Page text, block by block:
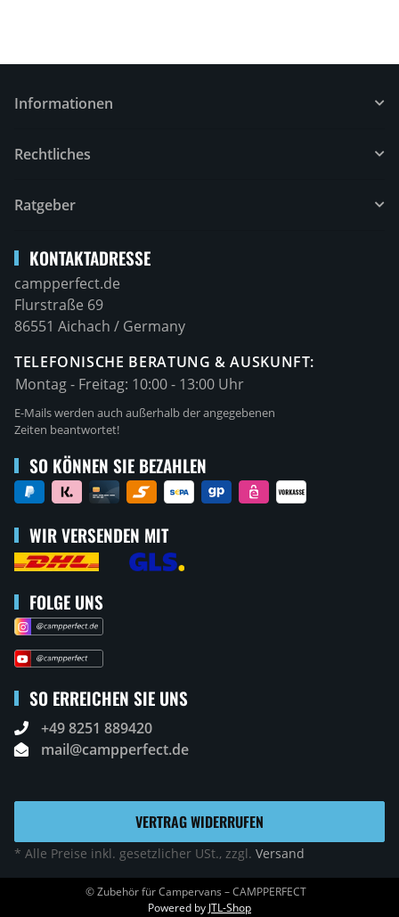
Informationen
Rechtliches
Ratgeber
KONTAKTADRESSE
campperfect.de
Flurstraße 69
86551 Aichach / Germany
TELEFONISCHE BERATUNG & AUSKUNFT:
Montag - Freitag: 10:00 - 13:00 Uhr
E-Mails werden auch außerhalb der angegebenen
Zeiten beantwortet!
SO KÖNNEN SIE BEZAHLEN
WIR VERSENDEN MIT
FOLGE UNS
SO ERREICHEN SIE UNS
+49 8251 889420
mail@campperfect.de
VERTRAG WIDERRUFEN
* Alle Preise inkl. gesetzlicher USt., zzgl. Versand
© Zubehör für Campervans – CAMPPERFECT
Powered by JTL-Shop